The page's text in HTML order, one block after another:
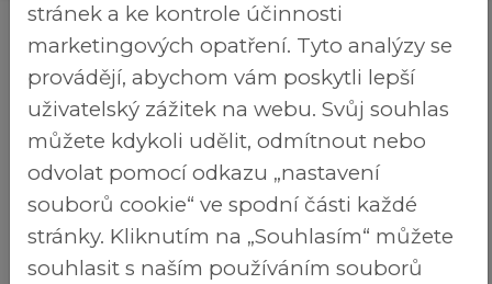
Detail události
BŘEZINĚFEST 2026 A OSLAVY TJ A SDH
19.09.2026
Ke stažení
stránek a ke kontrole účinnosti
marketingových opatření. Tyto analýzy se
provádějí, abychom vám poskytli lepší
uživatelský zážitek na webu. Svůj souhlas
můžete kdykoli udělit, odmítnout nebo
odvolat pomocí odkazu „nastavení
souborů cookie“ ve spodní části každé
stránky. Kliknutím na „Souhlasím“ můžete
souhlasit s naším používáním souborů